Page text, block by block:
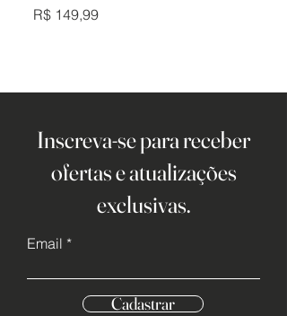
Preço
R$ 149,99
Inscreva-se para receber
ofertas e atualizações
exclusivas.
Email
Cadastrar